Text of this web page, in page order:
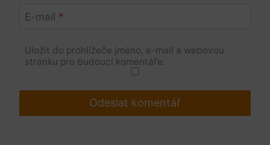
E-mail *
Uložit do prohlížeče jméno, e-mail a webovou
stránku pro budoucí komentáře.